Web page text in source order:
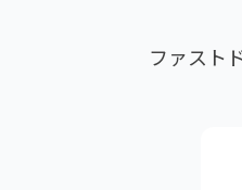
ファスト